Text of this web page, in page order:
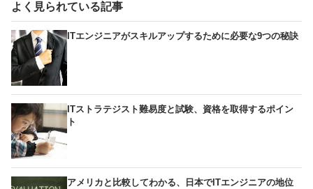
よく見られている記事
ITエンジニアがスキルアップするために必要な9つの秘訣
ITストラテジスト難易度と試験、資格を取得するポイン
ト
アメリカと比較してわかる、日本でITエンジニアの地位